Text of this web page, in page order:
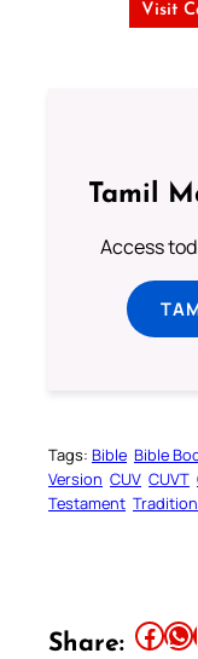
Visit
Tamil
Access
Tags: Bible Bible
Version CUV CUVT
Testament
Share: Share this article on Facebook Share this article on WhatsApp Share